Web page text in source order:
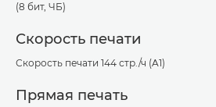
(8 бит, ЧБ)
Скорость печати
Скорость печати 144 стр./ч (A1)
Прямая печать